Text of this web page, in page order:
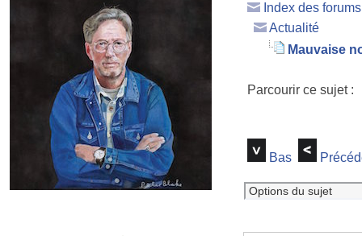
Index des
Actualité
Mauvaise
Parcourir ce sujet
Bas